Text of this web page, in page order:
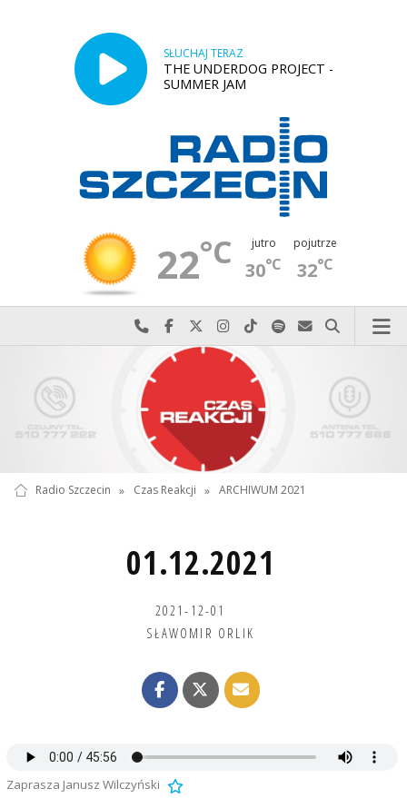
SŁUCHAJ TERAZ
THE UNDERDOG PROJECT -
SUMMER JAM
22°C jutro
30°C
pojutrze
32°C
Najlepiej po prostu do nas zadzwoń
Odwiedź nas na Facebook-u
Odwiedź nas na X
Odwiedź nas na Instagram-ie
Odwiedź nas na TikTok-u
Szukaj nas na Spotify
Wyślij do nas
Szukaj
Radio Szczecin » Czas Reakcji » ARCHIWUM 2021
01.12.2021
2021-12-01
SŁAWOMIR ORLIK
Zaprasza Janusz Wilczyński